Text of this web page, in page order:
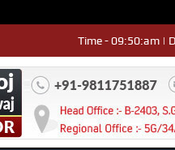
Time - 09:50:am |